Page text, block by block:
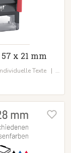
x 21 mm
Texte |